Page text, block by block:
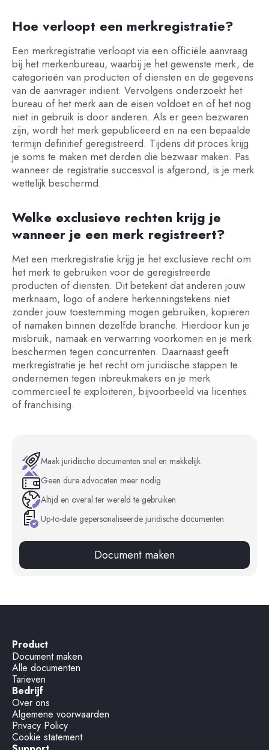
Hoe verloopt een merkregistratie?
Een merkregistratie verloopt via een officiële aanvraag
bij het merkenbureau, waarbij je het gewenste merk, de
categorieën van producten of diensten en de gegevens
van de aanvrager indient. Vervolgens onderzoekt het
bureau of het merk aan de eisen voldoet en of het nog
niet in gebruik is door anderen. Als er geen bezwaren
zijn, wordt het merk gepubliceerd en na een bepaalde
termijn definitief geregistreerd. Tijdens dit proces krijg
je soms te maken met derden die bezwaar maken. Pas
wanneer de registratie succesvol is afgerond, is je merk
wettelijk beschermd.
Welke exclusieve rechten krijg je
wanneer je een merk registreert?
Met een merkregistratie krijg je het exclusieve recht om
het merk te gebruiken voor de geregistreerde
producten of diensten. Dit betekent dat anderen jouw
merknaam, logo of andere herkenningstekens niet
zonder jouw toestemming mogen gebruiken, kopiëren
of namaken binnen dezelfde branche. Hierdoor kun je
misbruik, namaak en verwarring voorkomen en je merk
beschermen tegen concurrenten. Daarnaast geeft
merkregistratie je het recht om juridische stappen te
ondernemen tegen inbreukmakers en je merk
commercieel te exploiteren, bijvoorbeeld via licenties
of franchising.
Maak juridische documenten snel en makkelijk
Geen dure advocaten meer nodig
Altijd en overal ter wereld te gebruiken
Up-to-date gepersonaliseerde juridische documenten
Document maken
Product
Document maken
Alle documenten
Tarieven
Bedrijf
Over ons
Algemene voorwaarden
Privacy Policy
Cookie statement